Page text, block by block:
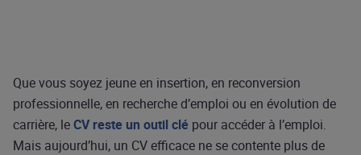
Que vous soyez jeune en insertion, en reconversion
professionnelle, en recherche d’emploi ou en évolution de
carrière, leCV reste un outil clé pour accéder à l’emploi.
Mais aujourd’hui, un CV efficace ne se contente plus de